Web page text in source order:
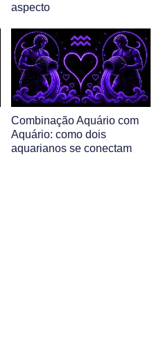
aspecto
Combinação Aquário com
Aquário: como dois
aquarianos se conectam